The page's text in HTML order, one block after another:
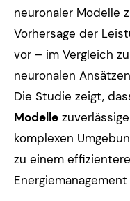
neuronaler Modelle
Vorhersage der
vor – im Vergleich
neuronalen
Die Studie zeigt,
Modelle
komplexen
zu einem